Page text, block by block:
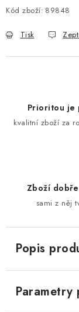
Kód zboží: 89848
Tisk
Prioritou je
kvalitní zboží za
Zboží
sami z něj
Popis
Parametry